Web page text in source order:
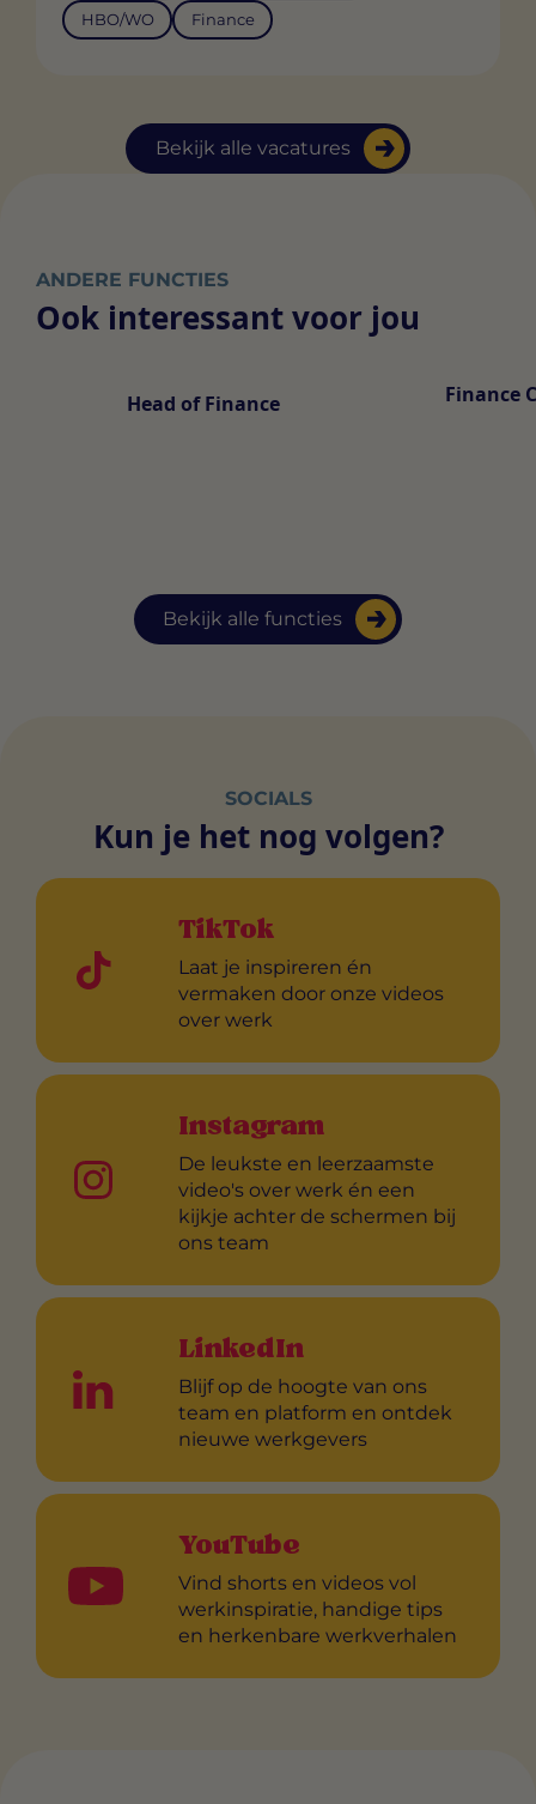
Bekijk alle vacatures
HBO/WO Finance
ANDERE FUNCTIES
Ook interessant voor jou
Bekijk alle functies
Head of Finance Finance
SOCIALS
Kun je het nog volgen?
TikTok
Laat je inspireren én
vermaken door onze videos
over werk
Instagram
De leukste en leerzaamste
video's over werk én een
kijkje achter de schermen bij
ons team
LinkedIn
Blijf op de hoogte van ons
team en platform en ontdek
nieuwe werkgevers
YouTube
Vind shorts en videos vol
werkinspiratie, handige tips
en herkenbare werkverhalen